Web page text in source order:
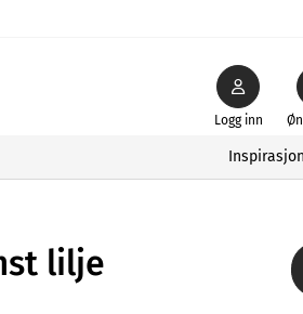
Logg inn
Inspirasjon
lilje